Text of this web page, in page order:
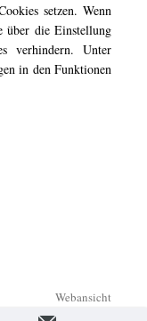
setzen. Wenn
über die Einstellung
verhindern. Unter
in den Funktionen
Webansicht